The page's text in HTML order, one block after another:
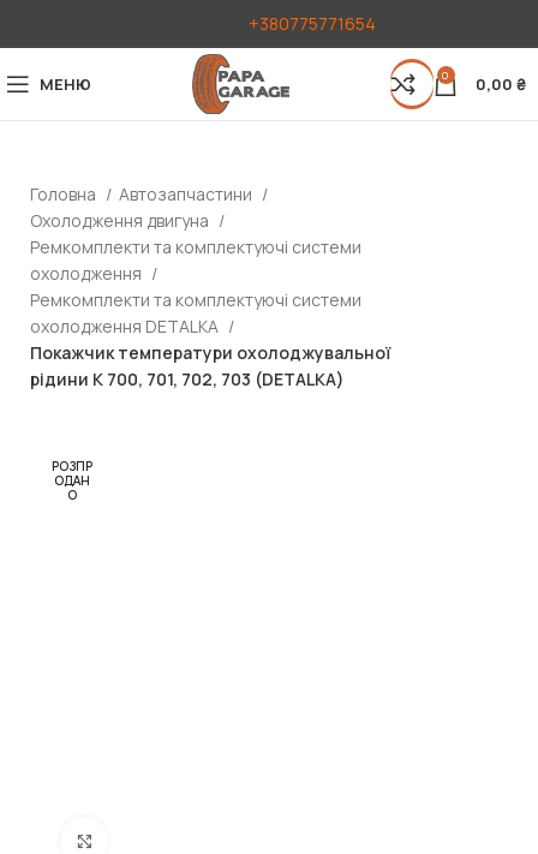
+380775771654
МЕНЮ 0 0,00 ₴
Головна
Автозапчастини
Охолодження двигуна
Ремкомплекти та комплектуючі системи
охолодження
Ремкомплекти та комплектуючі системи
охолодження DETALKA
Покажчик температури охолоджувальної
рідини К 700, 701, 702, 703 (DETALKA)
РОЗПР
ОДАН
О